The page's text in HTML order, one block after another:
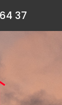
37